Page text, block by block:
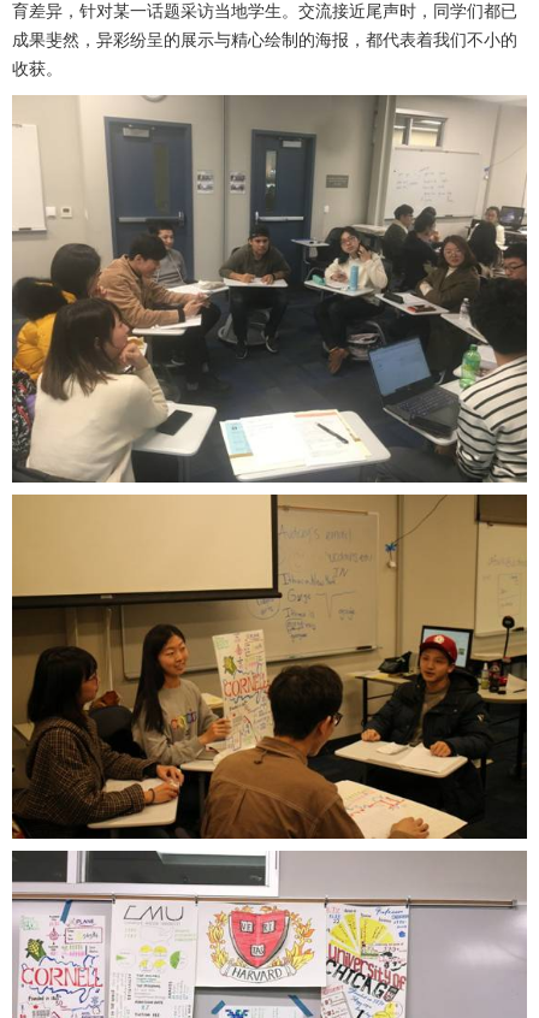
育差异，针对某一话题采访当地学生。交流接近尾声时，同学们都已
成果斐然，异彩纷呈的展示与精心绘制的海报，都代表着我们不小的
收获。